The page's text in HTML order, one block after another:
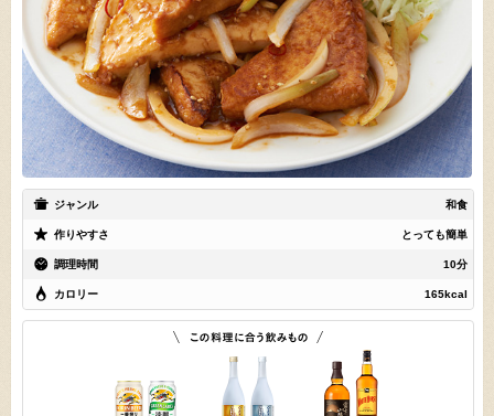
ジャンル 和食
作りやすさ とっても簡単
調理時間 10分
カロリー 165kcal